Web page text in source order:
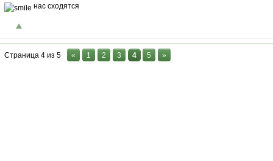
нас сходятся
Страница 4 из 5 « 1 2 3 4 5 »